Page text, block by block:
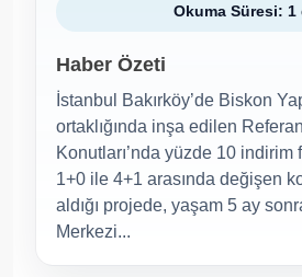
Okuma Süresi: 1
Haber Özeti
İstanbul Bakırköy’de Biskon
ortaklığında inşa edilen
Konutları’nda yüzde 10 indirim
1+0 ile 4+1 arasında değişen
aldığı projede, yaşam 5 ay
Merkezi...